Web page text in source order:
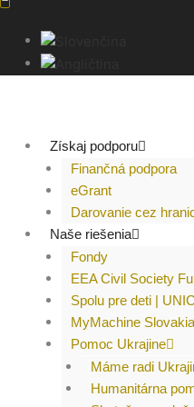
Získaj podporu
Finančná podpora
eGrant
Darovanie cez
Naše riešenia
Fondy
EEA Civil Society
Spolu pre deti |
MyMachine Slovakia
Pomoc Ukrajine
Máme radi
Humanitárna